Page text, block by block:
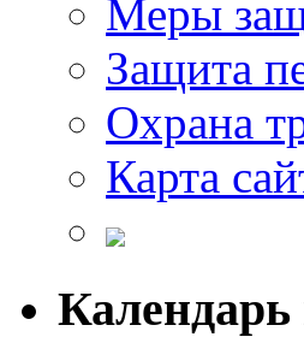
Меры
Защита
Охрана
Карта